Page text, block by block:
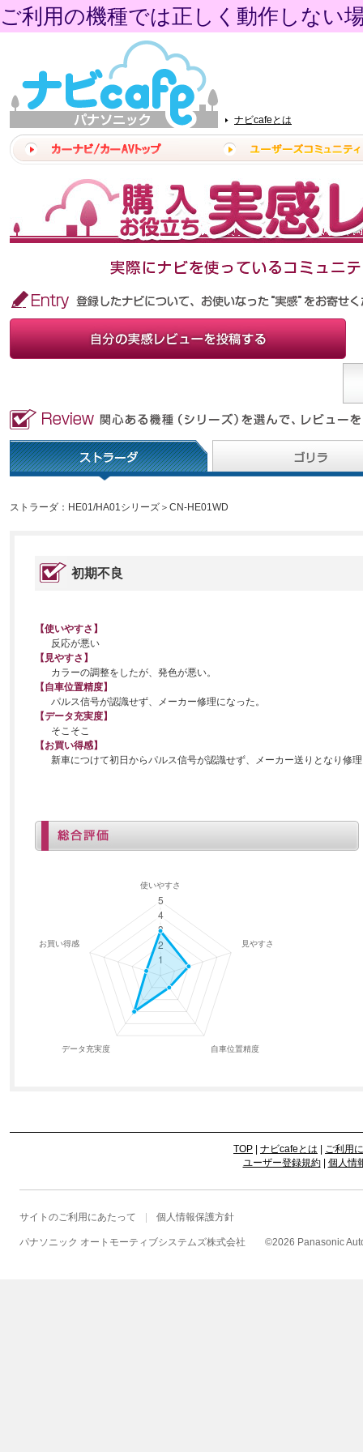
ご利用の機種では正しく動作しない
ナビcafeとは
ストラーダ：HE01/HA01シリーズ＞CN-HE01WD
初期不良
【使いやすさ】
反応が悪い
【見やすさ】
カラーの調整をしたが、発色が悪い。
【自車位置精度】
パルス信号が認識せず、メーカー修理になった。
【データ充実度】
そこそこ
【お買い得感】
新車につけて初日からパルス信号が認識せず、メーカー送りとなり修
TOP ナビcafeとは
ご利用
ユーザー登録規約| 個人情
サイトのご利用にあたって 個人情報保護方針
パナソニック オートモーティブシステムズ株式会社 ©2026 Panasonic